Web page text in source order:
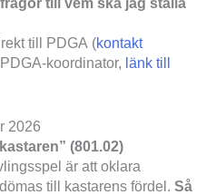
till vem ska jag ställa
till PDGA (kontakt
koordinator, länk till
2026
(801.02)
är att oklara
till kastarens fördel.Så